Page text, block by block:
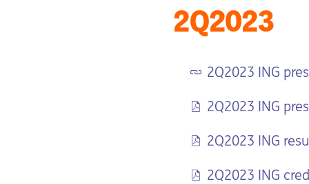
2Q2023
2Q2023 ING
2Q2023 ING
2Q2023 ING
2Q2023 ING